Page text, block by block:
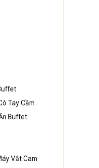
Tay Cầm
Buffet
Vắt Cam